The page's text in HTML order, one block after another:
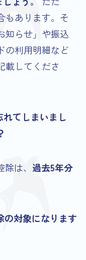
もあります。そ
知らせ」や振込
の利用明細など
載してくださ
てしまいまし
は、 過去5年分
の対象になります